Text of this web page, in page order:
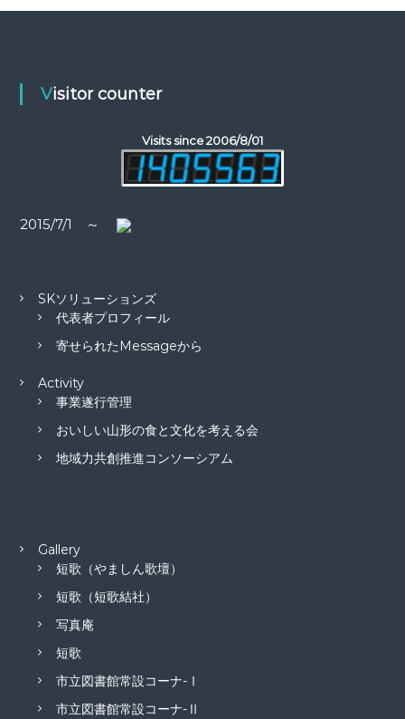
Visitor counter
Visits since 2006/8/01
2015/7/1 ～
SKソリューションズ
代表者プロフィール
寄せられたMessageから
Activity
事業遂行管理
おいしい山形の食と文化を考える会
地域力共創推進コンソーシアム
Gallery
短歌（やましん歌壇）
短歌（短歌結社）
写真庵
短歌
市立図書館常設コーナ-Ⅰ
市立図書館常設コーナ-Ⅱ